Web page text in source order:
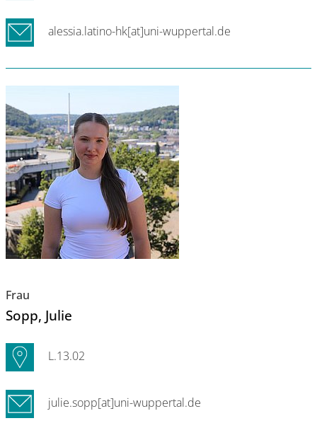
alessia.latino-hk[at]uni-wuppertal.de
Frau
Sopp, Julie
L.13.02
julie.sopp[at]uni-wuppertal.de